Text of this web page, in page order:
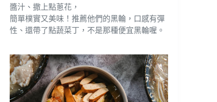
醬汁、撒上點蔥花，
簡單樸實又美味！推薦他們的黑輪，口感有彈
性、還帶了點蔬菜丁，不是那種便宜黑輪喔。